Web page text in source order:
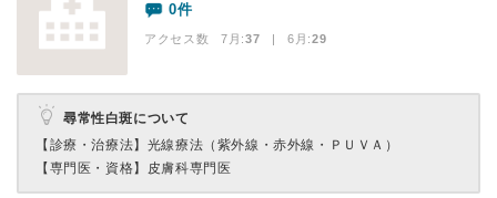
0件
アクセス数 7月:37 | 6月:29
尋常性白斑について
【診療・治療法】 光線療法（紫外線・赤外線・ＰＵＶＡ）
【専門医・資格】 皮膚科専門医